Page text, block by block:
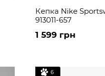
Кепка Nike
913011-657
1 599 грн
6